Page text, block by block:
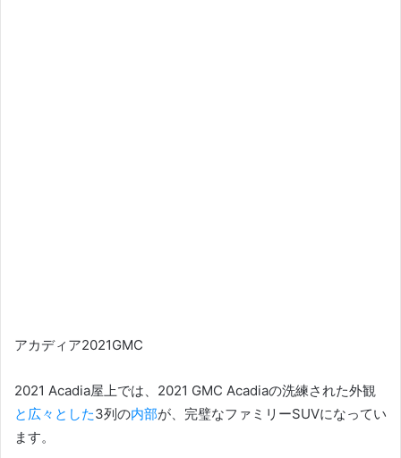
アカディア2021GMC
2021 Acadia屋上では、2021 GMC Acadiaの洗練された外観
と広々とした3列の内部が、完璧なファミリーSUVになってい
ます。